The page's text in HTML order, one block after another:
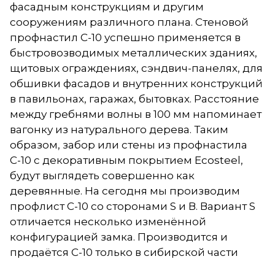
фасадным конструкциям и другим
сооружениям различного плана. Стеновой
профнастил С-10 успешно применяется в
быстровозводимых металлических зданиях,
щитовых ограждениях, сэндвич-панелях, для
обшивки фасадов и внутренних конструкций
в павильонах, гаражах, бытовках. Расстояние
между гребнями волны в 100 мм напоминает
вагонку из натурального дерева. Таким
образом, забор или стены из профнастила
С-10 с декоративным покрытием Ecosteel,
будут выглядеть совершенно как
деревянные. На сегодня мы производим
профлист С-10 со сторонами S и В. Вариант S
отличается несколько изменённой
конфигурацией замка. Производится и
продаётся С-10 только в сибирской части